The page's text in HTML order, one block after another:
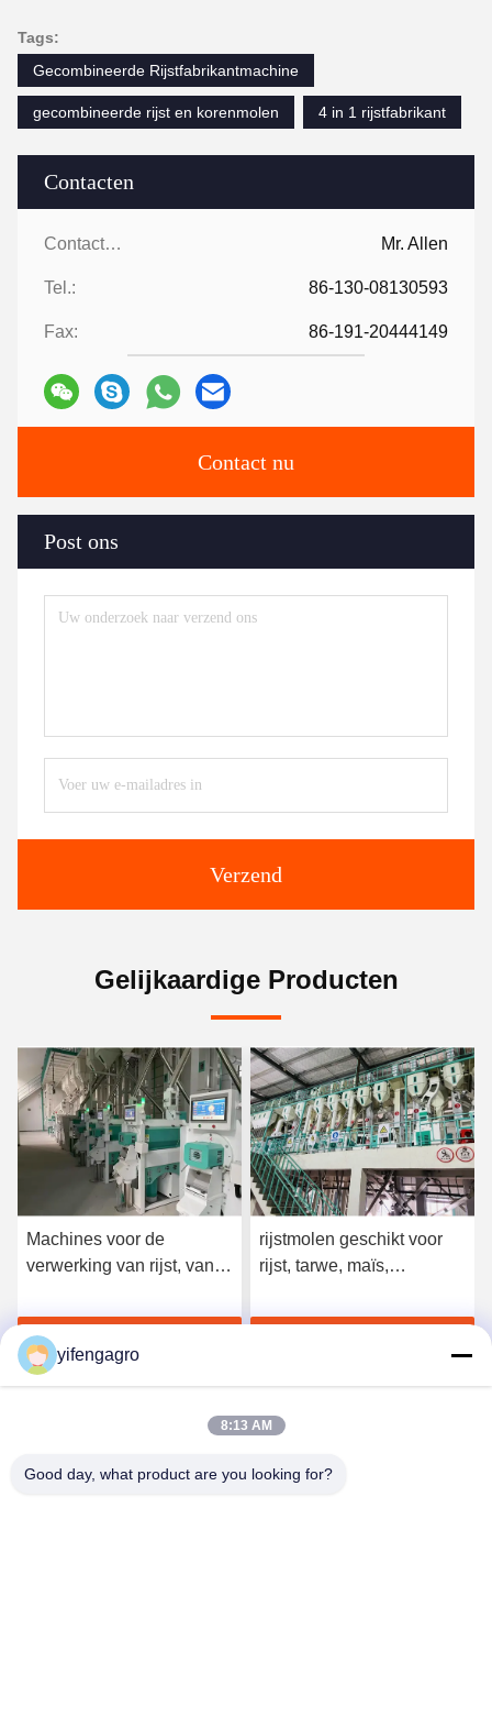
Contacten
Contacten: Mr. Allen
Tel.: 86-130-08130593
Fax: 86-191-20444149
Contact nu
Post ons
Verzend
Tags:
Gecombineerde Rijstfabrikantmachine
gecombineerde rijst en korenmolen 4 in 1 rijstfabrikant
Gelijkaardige Producten
Machines voor de
verwerking van rijst, van
verwerking van rijst, van
paddywijn, van maïs en
van koffie
rijstmolen geschikt voor
rijst, tarwe, maïs,
en duurzame
yifengagro
8:13 AM
Good day, what product are you looking for?